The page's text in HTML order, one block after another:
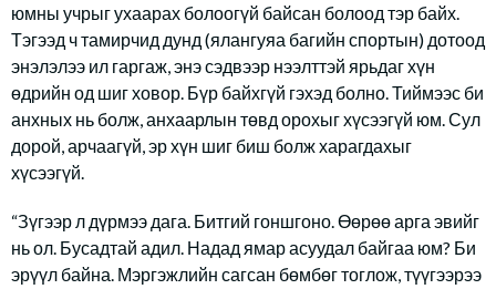
юмны учрыг ухаарах болоогүй байсан болоод тэр байх.
Тэгээд ч тамирчид дунд (ялангуяа багийн спортын) дотоод
энэлэлээ ил гаргаж, энэ сэдвээр нээлттэй ярьдаг хүн
өдрийн од шиг ховор. Бүр байхгүй гэхэд болно. Тиймээс би
анхных нь болж, анхаарлын төвд орохыг хүсээгүй юм. Сул
дорой, арчаагүй, эр хүн шиг биш болж харагдахыг
хүсээгүй.
“Зүгээр л дүрмээ дага. Битгий гоншгоно. Өөрөө арга эвийг
нь ол. Бусадтай адил. Надад ямар асуудал байгаа юм? Би
эрүүл байна. Мэргэжлийн сагсан бөмбөг тоглож, түүгээрээ